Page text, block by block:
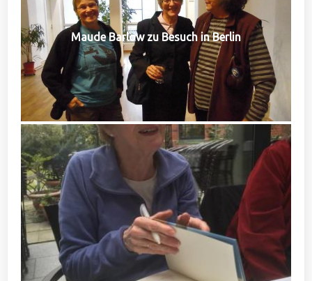
Maude Barlow zu Besuch in Berlin